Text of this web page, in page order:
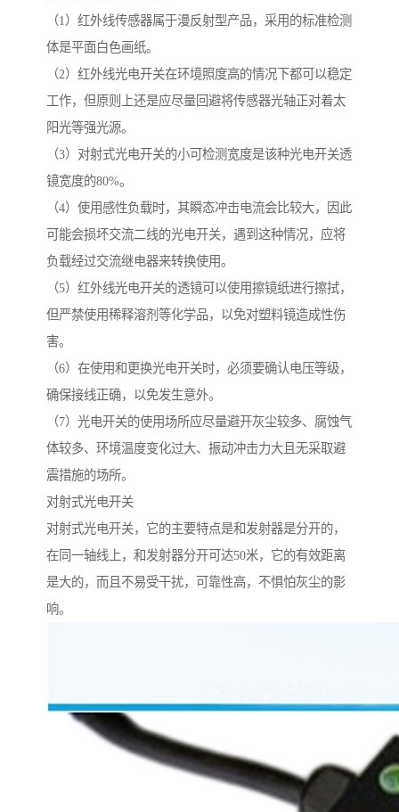
（1）红外线传感器属于漫反射型产品，采用的标准检测
体是平面白色画纸。
（2）红外线光电开关在环境照度高的情况下都可以稳定
工作，但原则上还是应尽量回避将传感器光轴正对着太
阳光等强光源。
（3）对射式光电开关的小可检测宽度是该种光电开关透
镜宽度的80%。
（4）使用感性负载时，其瞬态冲击电流会比较大，因此
可能会损坏交流二线的光电开关，遇到这种情况，应将
负载经过交流继电器来转换使用。
（5）红外线光电开关的透镜可以使用擦镜纸进行擦拭，
但严禁使用稀释溶剂等化学品，以免对塑料镜造成性伤
害。
（6）在使用和更换光电开关时，必须要确认电压等级，
确保接线正确，以免发生意外。
（7）光电开关的使用场所应尽量避开灰尘较多、腐蚀气
体较多、环境温度变化过大、振动冲击力大且无采取避
震措施的场所。
对射式光电开关
对射式光电开关，它的主要特点是和发射器是分开的，
在同一轴线上，和发射器分开可达50米，它的有效距离
是大的，而且不易受干扰，可靠性高，不惧怕灰尘的影
响。